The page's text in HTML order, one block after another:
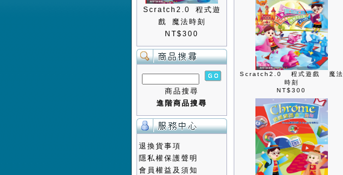
Scratch2.0 程式遊
戲 魔法時刻
NT$300
商品搜尋
進階商品搜尋
退換貨事項
隱私權保護聲明
會員權益及須知
Scratch2.0 程式遊戲 魔法
時刻
NT$300